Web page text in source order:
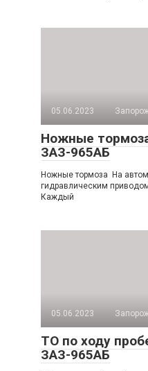
05.06.2023
Ножные
ЗАЗ-965АБ
Ножные тормоза На
гидравлическим
Каждый
05.06.2023
ТО по ходу
ЗАЗ-965АБ